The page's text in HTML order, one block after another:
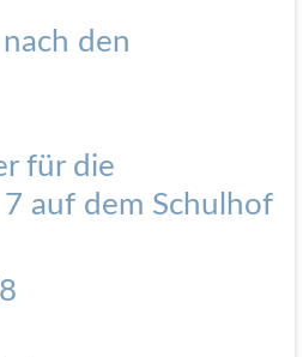
den
für die
auf dem Schulhof